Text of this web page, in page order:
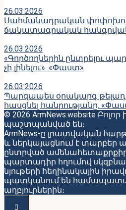
26.03.2026
Սահմանադրական
ճակատագրական
26.03.2026
«Գործողներին ընտրելու
չի լինելու». «Փաստ»
26.03.2026
Պարզապես օրակարգ
հասցնել հանրությանը.
© 2026 ArmNews.website
պաշտպանված են։
ArmNews-ը լրատվական
և ներկայացնում է տարբեր
ընտրված
պարտադիր հղումով
նյութերի հեղինակային
պատկանում են
աղբյուրներին։